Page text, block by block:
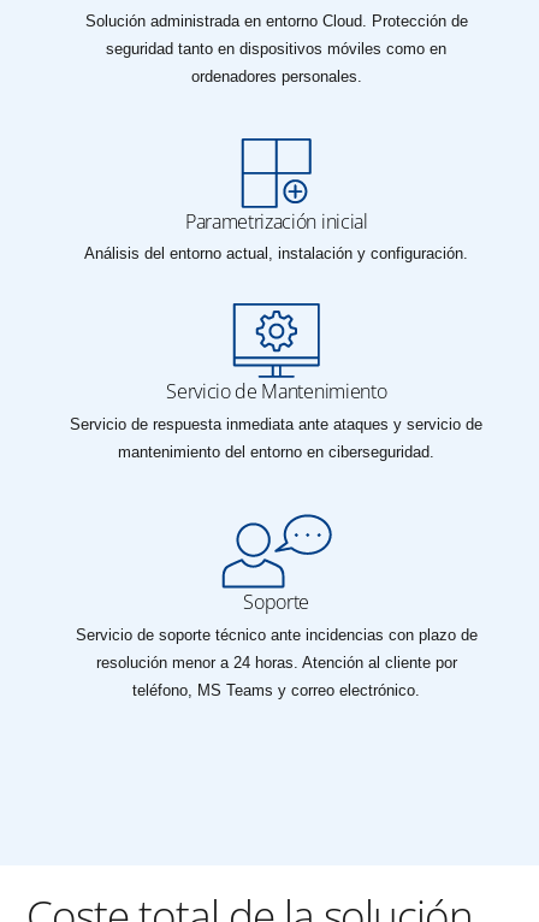
Solución administrada en entorno Cloud. Protección de
seguridad tanto en dispositivos móviles como en
ordenadores personales.
Parametrización inicial
Análisis del entorno actual, instalación y configuración.
Servicio de Mantenimiento
Servicio de respuesta inmediata ante ataques y servicio de
mantenimiento del entorno en ciberseguridad.
Soporte
Servicio de soporte técnico ante incidencias con plazo de
resolución menor a 24 horas. Atención al cliente por
teléfono, MS Teams y correo electrónico.